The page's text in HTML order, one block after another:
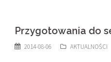
Przygotowania do
2014-08-06 AKTUALNOŚCI